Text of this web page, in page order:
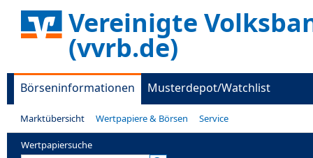
Vereinigte
(vvrb.de)
Börseninformationen Musterdepot/Watchlist
Marktübersicht Wertpapiere & Börsen Service
Wertpapiersuche